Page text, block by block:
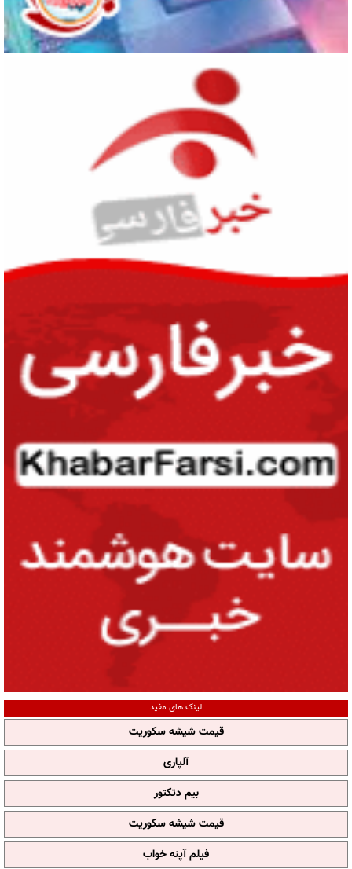
لینک های مفید
قیمت شیشه سکوریت
آلپاری
بیم دتکتور
قیمت شیشه سکوریت
فیلم آپنه خواب